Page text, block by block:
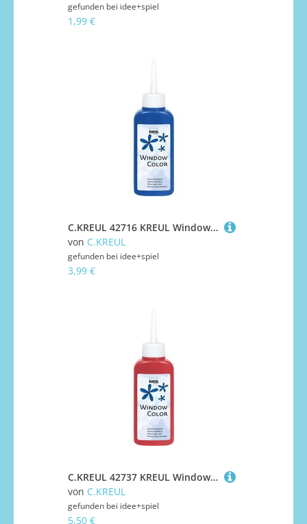
gefunden bei idee+spiel
1,99 €
C.KREUL 42716 KREUL Window Color Royalblau 80 ml
von C.KREUL
gefunden bei idee+spiel
3,99 €
C.KREUL 42737 KREUL Window Color Dunkelrot 80 ml
von C.KREUL
gefunden bei idee+spiel
5,50 €